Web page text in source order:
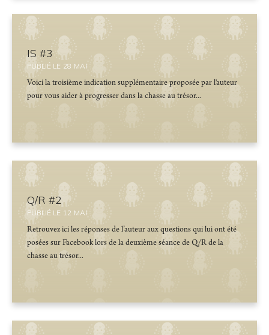
IS #3
PUBLIÉ LE 28 MAI
Voici la troisième indication supplémentaire proposée par l'auteur
pour vous aider à progresser dans la chasse au trésor...
Q/R #2
PUBLIÉ LE 12 MAI
Retrouvez ici les réponses de l’auteur aux questions qui lui ont été
posées sur Facebook lors de la deuxième séance de Q/R de la
chasse au trésor...